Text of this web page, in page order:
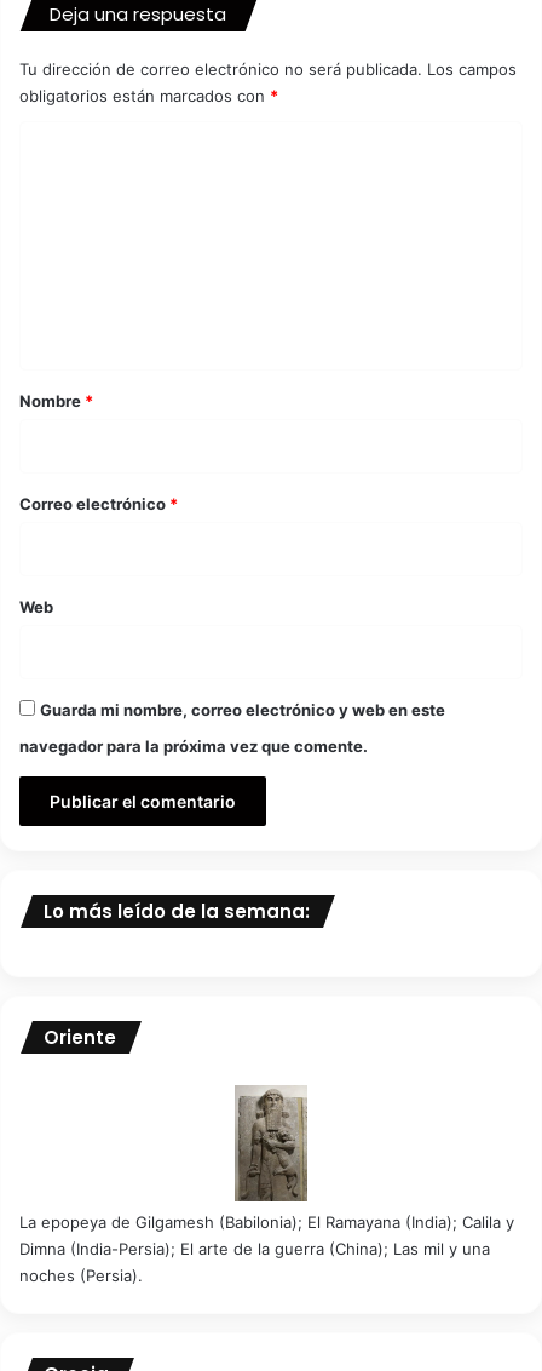
Deja una respuesta
Tu dirección de correo electrónico no será publicada. Los campos
obligatorios están marcados con *
r
*
Nombre *
Correo electrónico *
Web
Guarda mi nombre, correo electrónico y web en este
navegador para la próxima vez que comente.
Lo más leído de la semana:
Oriente
La epopeya de Gilgamesh (Babilonia); El Ramayana (India); Calila y
Dimna (India-Persia); El arte de la guerra (China); Las mil y una
noches (Persia).